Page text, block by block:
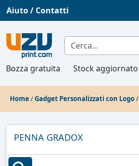
Aiuto / Contatti
Bozza gratuita Stock aggiornato
Home /Gadget Personalizzati con Logo/
PENNA GRADOX